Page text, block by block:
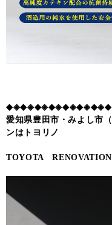
愛知県豊田市・みよし市
ンはトヨリノ
TOYOTA